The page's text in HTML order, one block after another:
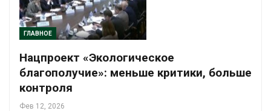
ГЛАВНОЕ
Нацпроект «Экологическое
благополучие»: меньше критики, больше
контроля
Фев 12, 2026